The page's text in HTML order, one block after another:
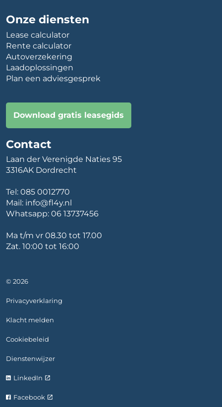
Onze diensten
Lease calculator
Rente calculator
Autoverzekering
Laadoplossingen
Plan een adviesgesprek
Download gratis leasegids
Contact
Laan der Verenigde Naties 95
3316AK Dordrecht
Tel: 085 0012770
Mail: info@fl4y.nl
Whatsapp: 06 13737456
Ma t/m vr 08.30 tot 17.00
Zat. 10:00 tot 16:00
© 2026
Privacyverklaring
Klacht melden
Cookiebeleid
Dienstenwijzer
LinkedIn
Facebook